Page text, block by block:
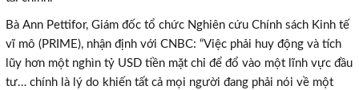
Bà Ann Pettifor, Giám đốc tổ chức Nghiên cứu Chính sách Kinh tế
vĩ mô (PRIME), nhận định với CNBC: “Việc phải huy động và tích
lũy hơn một nghìn tỷ USD tiền mặt chỉ để đổ vào một lĩnh vực đầu
tư… chính là lý do khiến tất cả mọi người đang phải nói về một